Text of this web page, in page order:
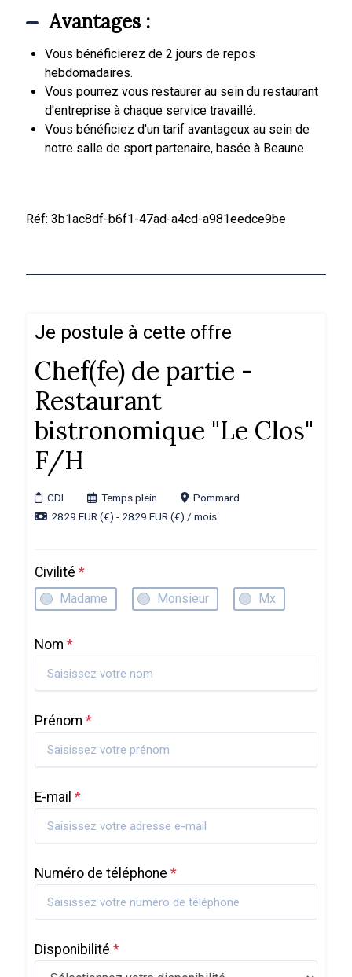
Avantages :
Vous bénéficierez de 2 jours de repos
hebdomadaires.
Vous pourrez vous restaurer au sein du restaurant
d'entreprise à chaque service travaillé.
Vous bénéficiez d'un tarif avantageux au sein de
notre salle de sport partenaire, basée à Beaune.
Réf: 3b1ac8df-b6f1-47ad-a4cd-a981eedce9be
Je postule à cette offre
Chef(fe) de partie -
Restaurant
bistronomique "Le Clos"
F/H
CDI Temps plein
Pommard
2829 EUR (€) - 2829 EUR (€) / mois
Civilité *
Madame Monsieur Mx
Nom *
Prénom *
E-mail *
Numéro de téléphone *
Disponibilité *